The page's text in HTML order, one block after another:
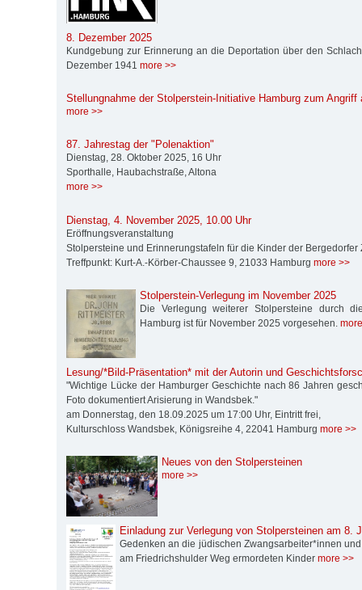
8. Dezember 2025
Kundgebung zur Erinnerung an die Deportation über den
Dezember 1941 more >>
Stellungnahme der Stolperstein-Initiative Hamburg zum Angriff
more >>
87. Jahrestag der "Polenaktion"
Dienstag, 28. Oktober 2025, 16 Uhr
Sporthalle, Haubachstraße, Altona
more >>
Dienstag, 4. November 2025, 10.00 Uhr
Eröffnungsveranstaltung
Stolpersteine und Erinnerungstafeln für die Kinder der
Treffpunkt: Kurt-A.-Körber-Chaussee 9, 21033 Hamburg more >>
Stolperstein-Verlegung im November 2025
Die Verlegung weiterer Stolpersteine durch
Hamburg ist für November 2025 vorgesehen.
Lesung/*Bild-Präsentation* mit der Autorin und
"Wichtige Lücke der Hamburger Geschichte nach 86 Jahren
Foto dokumentiert Arisierung in Wandsbek."
am Donnerstag, den 18.09.2025 um 17:00 Uhr, Eintritt frei,
Kulturschloss Wandsbek, Königsreihe 4, 22041 Hamburg more >>
Neues von den Stolpersteinen
more >>
Einladung zur Verlegung von Stolpersteinen am 8.
Gedenken an die jüdischen Zwangsarbeiter*innen
am Friedrichshulder Weg ermordeten Kinder more >>